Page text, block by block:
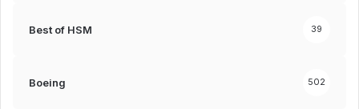
Best of HSM 39
Boeing 502